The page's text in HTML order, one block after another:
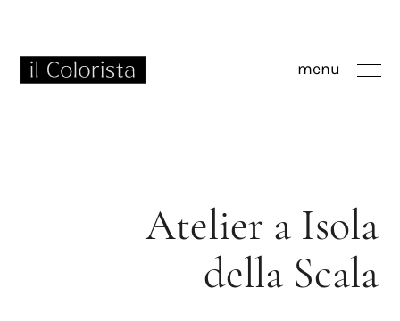
menu
Atelier a Isola
della Scala